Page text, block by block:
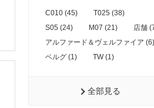
C010 (45)
T025 (38)
S05 (24)
M07 (21)
店舗
アルファード＆ヴェルファイア (6)
ベルグ (1)
TW (1)
全部見る